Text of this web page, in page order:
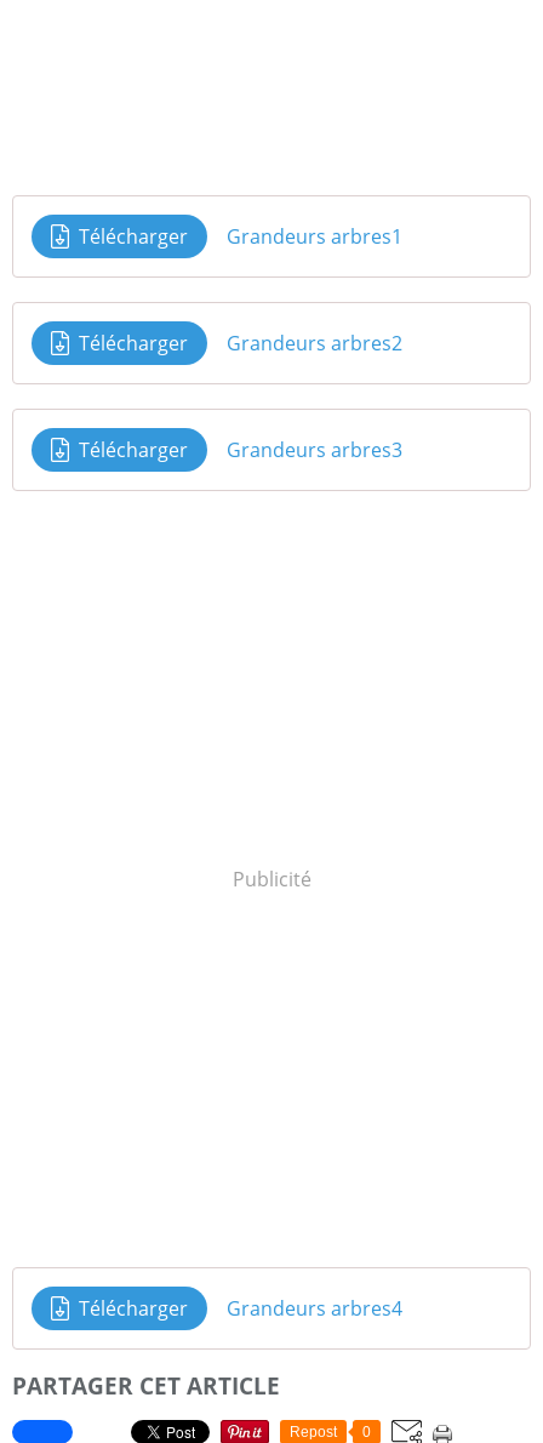
Télécharger Grandeurs arbres1
Télécharger Grandeurs arbres2
Télécharger Grandeurs arbres3
Publicité
Télécharger Grandeurs arbres4
PARTAGER CET ARTICLE
Repost 0